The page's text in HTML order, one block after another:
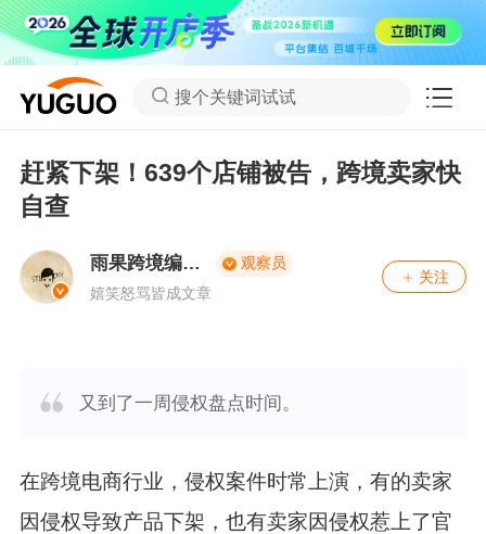
搜个关键词试试
赶紧下架！639个店铺被告，跨境卖家快
自查
雨果跨境编辑
部
观察员
嬉笑怒骂皆成文章
关注
又到了一周侵权盘点时间。
在跨境电商行业，侵权案件时常上演，有的卖家
因侵权导致产品下架，也有卖家因侵权惹上了官